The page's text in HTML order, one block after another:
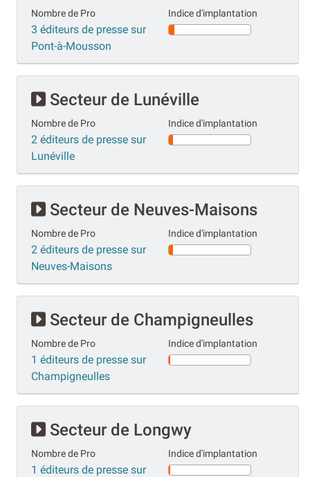
Nombre de Pro
3 éditeurs de presse sur
Pont-à-Mousson
Indice d'implantation
Secteur de Lunéville
Nombre de Pro
2 éditeurs de presse sur
Lunéville
Indice d'implantation
Secteur de Neuves-Maisons
Nombre de Pro
2 éditeurs de presse sur
Neuves-Maisons
Indice d'implantation
Secteur de Champigneulles
Nombre de Pro
1 éditeurs de presse sur
Champigneulles
Indice d'implantation
Secteur de Longwy
Nombre de Pro
1 éditeurs de presse sur
Indice d'implantation